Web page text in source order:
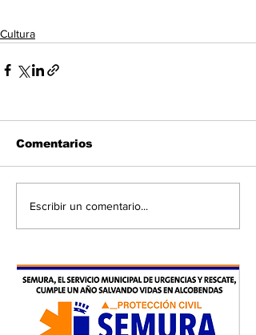
Cultura
Comentarios
Escribir un comentario...